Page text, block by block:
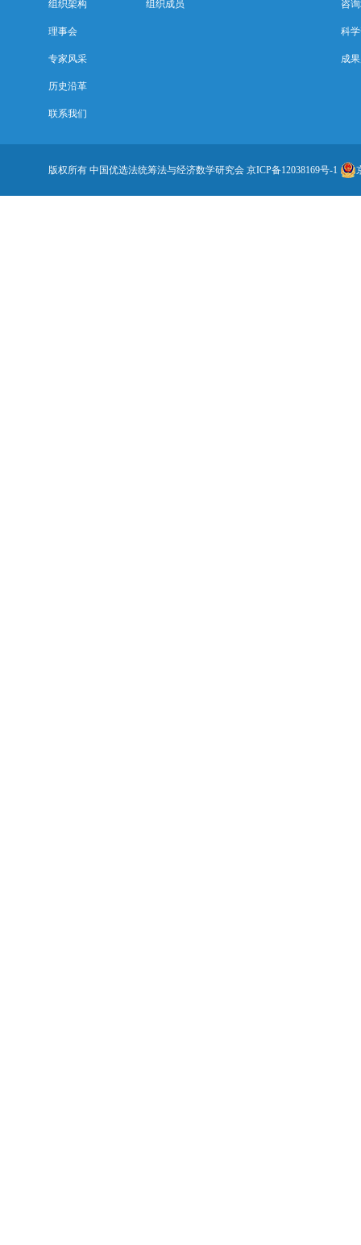
组织架构
理事会
专家风采
历史沿革
联系我们
组织成员 咨
科
成
版权所有 中国优选法统筹法与经济数学研究会 京ICP备12038169号-1